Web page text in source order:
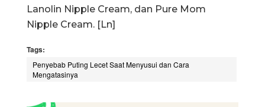
Lanolin Nipple Cream, dan Pure Mom
Nipple Cream. [Ln]
Tags:
Penyebab Puting Lecet Saat Menyusui dan Cara
Mengatasinya